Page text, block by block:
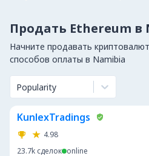
Продать Ethereum в
Начните продавать
способов оплаты в Namibia
Popularity
KunlexTradings
4.98
23.7k сделок online